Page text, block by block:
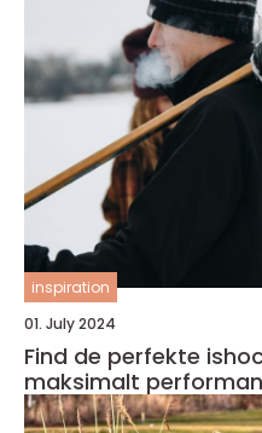
inspiration
01. July 2024
Find de perfekte
maksimalt